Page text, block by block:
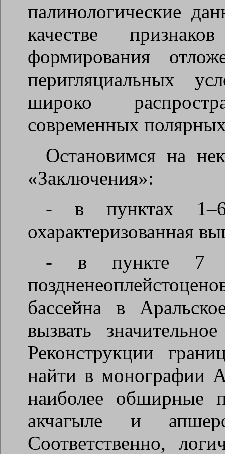
палинологические
качестве
формирования
перигляциальных
широко
современных
Остановимся на
«Заключения»:
- в пунктах 1–6
охарактеризованная
- в пункте 7
бассейна в
вызвать
Реконструкции
найти в монографии
наиболее обширные
акчагыле и
Соответственно,